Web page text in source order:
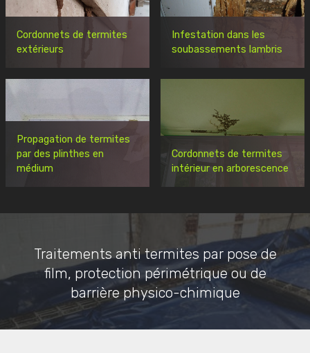
Cordonnets de termites
extérieurs
Infestation dans les
soubassements lambris
Propagation de termites
par des plinthes en
médium
Cordonnets de termites
intérieur en arborescence
Traitements anti termites par pose de
film, protection périmétrique ou de
barrière physico-chimique